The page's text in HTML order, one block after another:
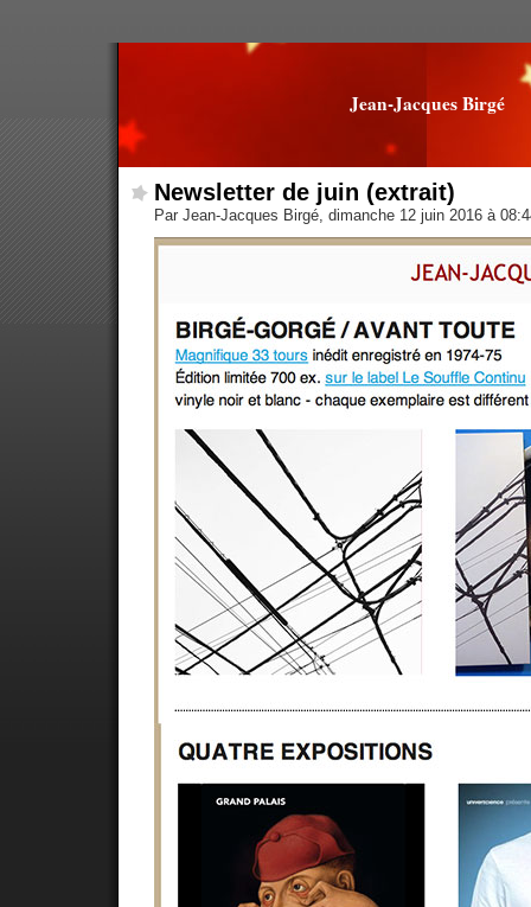
Jean-Jacques Birgé
Newsletter de juin (extrait)
Par Jean-Jacques Birgé, dimanche 12 juin 2016 à